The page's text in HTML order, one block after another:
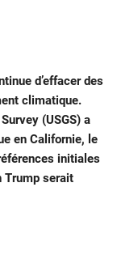
d’effacer des
climatique.
(USGS) a
en Californie, le
initiales
Trump serait